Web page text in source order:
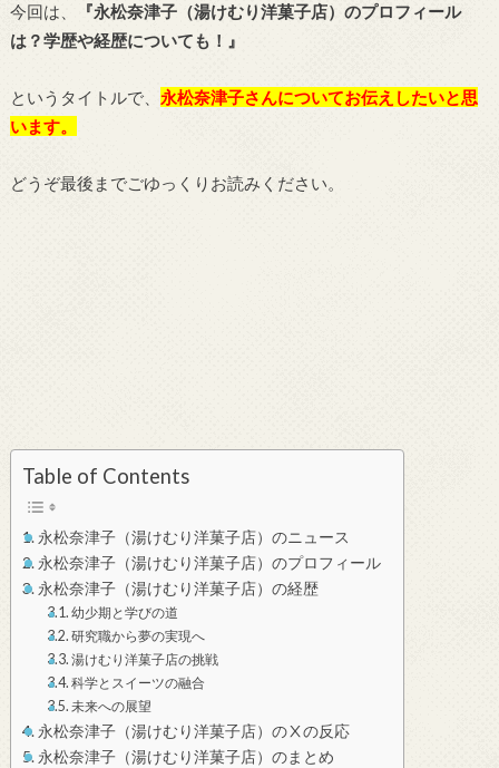
今回は、
『永松奈津子（湯けむり洋菓子店）のプロフィール
は？学歴や経歴についても！』
というタイトルで、 永松奈津子さんについてお伝えしたいと思
います。
どうぞ最後までごゆっくりお読みください。
Table of Contents
永松奈津子（湯けむり洋菓子店）のニュース
永松奈津子（湯けむり洋菓子店）のプロフィール
永松奈津子（湯けむり洋菓子店）の経歴
幼少期と学びの道
研究職から夢の実現へ
湯けむり洋菓子店の挑戦
科学とスイーツの融合
未来への展望
永松奈津子（湯けむり洋菓子店）のⅩの反応
永松奈津子（湯けむり洋菓子店）のまとめ